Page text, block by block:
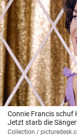
search
Suchbegriff
eingeben
© Krone
Muthgasse 2, 1190
Connie Francis schuf
Jetzt starb die
Collection /